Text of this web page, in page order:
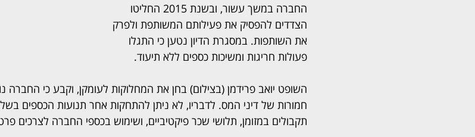
החברה במשך עשור, ובשנת 2015 החליטו
הצדדים להפסיק את פעילותם המשותפת ולפרק
את השותפות. במסגרת הדיון נטען כי התגלו
פעולות חריגות ומשיכות כספים ללא תיעוד.
השופט יואב פרידמן (בצילום) בחן את המחלוקות לעומקן, וקבע כי
חמורות של דיני המס. לדבריו, לא ניתן להתחקות אחר תנועות הכספים בשל
תקבולים במזומן, תלושי שכר פיקטיביים, ושימוש בכספי החברה לצרכים